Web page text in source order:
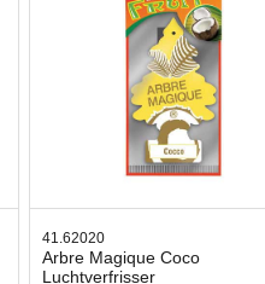
41.62020
Arbre Magique Coco
Luchtverfrisser